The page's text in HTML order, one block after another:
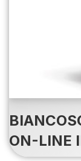
ON-LINE